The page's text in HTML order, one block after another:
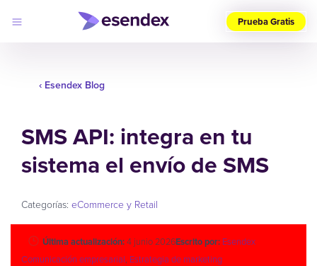
país
Productos
Soluciones
Desarrolladores
Precios
elegirnos
Log
Prueba Gratis
‹ Esendex Blog
SMS API: integra en tu
sistema el envío de SMS
Categorías: eCommerce y Retail
Última actualización:4 junio 2026Escrito por: Esendex
Comunicación empresarial, Estrategia de marketing